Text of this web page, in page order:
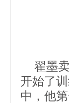
翟墨卖
开始了
中，他